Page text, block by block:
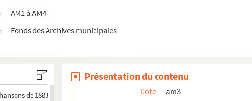
AM1 à AM4
Fonds des Archives municipales
de 1879
de Chansons de 1881
de 1882
de 1883
Présentation du contenu
Cote
am3